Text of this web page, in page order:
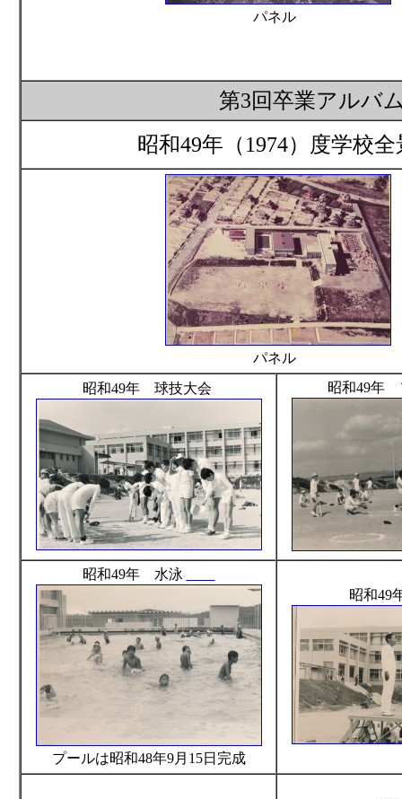
パネル
第3回卒業アルバ
昭和49年（1974）度学校
パネル
昭和49年 球技大会
昭和49年
昭和49年 水泳
プールは昭和48年9月15日完成
昭和49